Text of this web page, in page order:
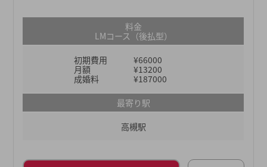
たらいいか判らない」「結婚相談所に興味はある」
「安心した出逢いさえあれば結婚できると思う」と
いう方、ぜひ一度お話させてください。ライトマリ
ッジは営業電話・勧誘をいたしません。むしろ「ラ
イトマリッジでやってみたい！」と思ってくださっ
た方のご入会をお待ちしております。大阪駅、京都
駅からのアクセスが便利な、高槻駅近にある結婚相
料金
LMコース（後払型）
初期費用
¥66000
月額
¥13200
成婚料
¥187000
最寄り駅
高槻駅